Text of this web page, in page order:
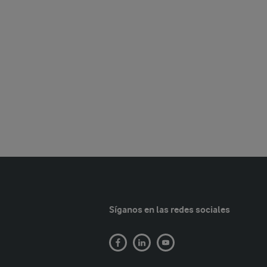
Síganos en las redes sociales